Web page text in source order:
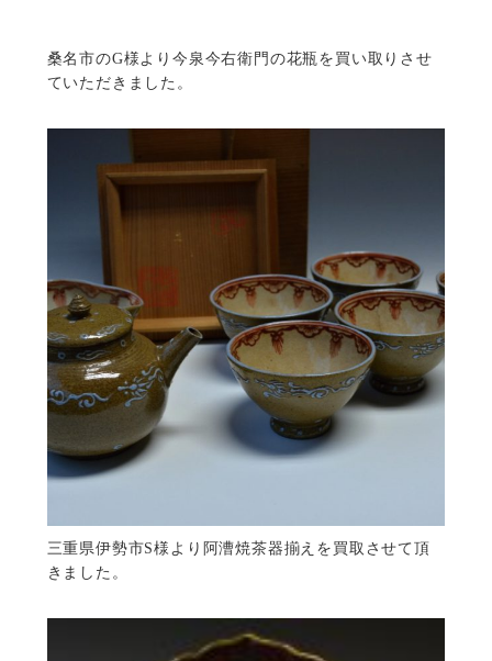
桑名市のG様より今泉今右衛門の花瓶を買い取りさせ
ていただきました。
三重県伊勢市S様より阿漕焼茶器揃えを買取させて頂
きました。